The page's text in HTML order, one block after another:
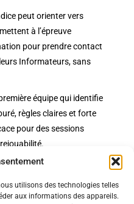
utilisons des technologies telles
aux informations des appareils.
peut orienter vers
à l’épreuve
pour prendre contact
Informateurs, sans
équipe qui identifie
règles claires et forte
pour des sessions
Politiques